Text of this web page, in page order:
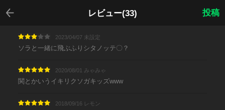
レビュー(33)
戻る
投稿
2023/04/07 未設定
ソラと一緒に飛ぶふりシタノッテ〇？
2020/08/01 みゃみゃ
関とかいうイキリクソガキッズwww
2018/09/16 レモン